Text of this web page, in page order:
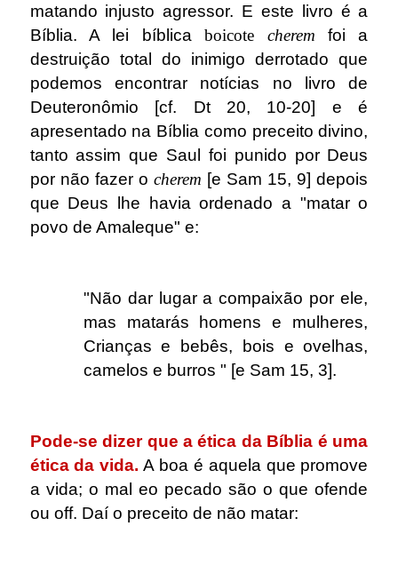
matando injusto agressor. E este livro é a
Bíblia. A lei bíblica boicote cherem
foi a
destruição total do inimigo derrotado que
podemos encontrar notícias no livro de
Deuteronômio [cf. Dt 20, 10-20] e é
apresentado na Bíblia como preceito divino,
tanto assim que Saul foi punido por Deus
por não fazer o cherem [e Sam 15, 9] depois
que Deus lhe havia ordenado a "matar o
povo de Amaleque" e:
"Não dar lugar a compaixão por ele,
mas matarás homens e mulheres,
Crianças e bebês, bois e ovelhas,
camelos e burros " [e Sam 15, 3].
Pode-se dizer que a ética da Bíblia é uma
ética da vida. A boa é aquela que promove
a vida; o mal eo pecado são o que ofende
ou off. Daí o preceito de não matar: